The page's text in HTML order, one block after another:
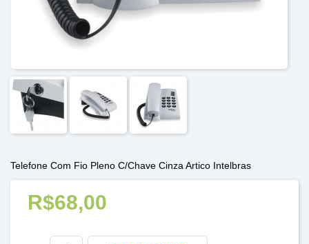
Telefone Com Fio Pleno C/Chave Cinza Artico Intelbras
R$68,00